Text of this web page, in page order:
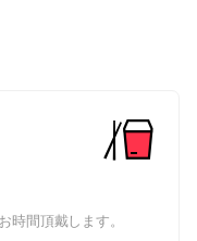
時間頂戴します。